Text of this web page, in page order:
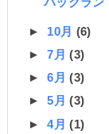
► 10月 (6)
►7月(3)
►6月(3)
►5月(3)
►4月(1)